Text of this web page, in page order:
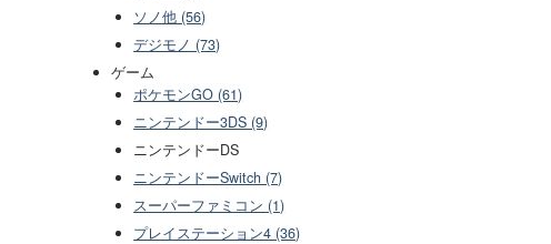
ソノ他 (56)
デジモノ (73)
ゲーム
ポケモンGO (61)
ニンテンドー3DS (9)
ニンテンドーDS
ニンテンドーSwitch (7)
スーパーファミコン (1)
プレイステーション4 (36)